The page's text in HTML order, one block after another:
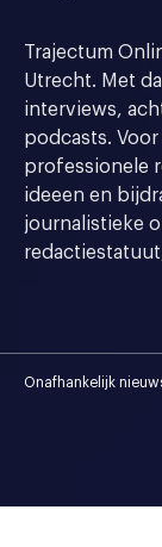
Trajectum
Utrecht. Met
interviews,
podcasts.
professionele
ideeen en
journalistieke
Onafhankelijk